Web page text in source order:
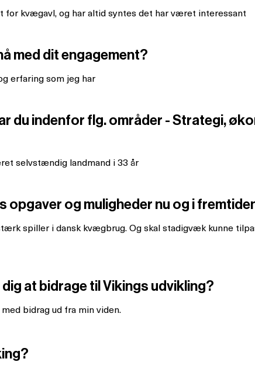
for kvægavl, og har altid syntes det har været interessant
med dit engagement?
erfaring som jeg har
du indenfor flg. områder - Strategi,
selvstændig landmand i 33 år
opgaver og muligheder nu og i
spiller i dansk kvægbrug. Og skal stadigvæk kunne
at bidrage til Vikings udvikling?
bidrag ud fra min viden.